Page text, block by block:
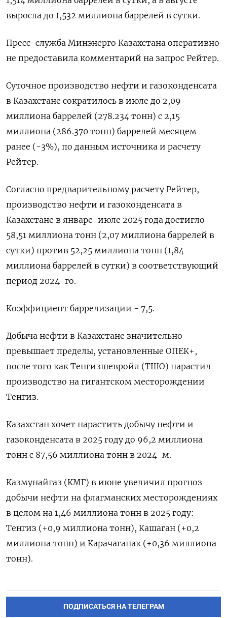
выросла до 1,532 миллиона баррелей в сутки.
Пресс-служба Минэнерго Казахстана оперативно
не предоставила комментарий на запрос Рейтер.
Суточное производство нефти и газоконденсата
в Казахстане сократилось в июле до 2,09
миллиона баррелей (278.234 тонн) с 2,15
миллиона (286.370 тонн) баррелей месяцем
ранее (-3%), по данным источника и расчету
Рейтер.
Согласно предварительному расчету Рейтер,
производство нефти и газоконденсата в
Казахстане в январе-июле 2025 года достигло
58,51 миллиона тонн (2,07 миллиона баррелей в
сутки) против 52,25 миллиона тонн (1,84
миллиона баррелей в сутки) в соответствующий
период 2024-го.
Коэффициент баррелизации - 7,5.
Добыча нефти в Казахстане значительно
превышает пределы, установленные ОПЕК+,
после того как Тенгизшевройл (ТШО) нарастил
производство на гигантском месторождении
Тенгиз.
Казахстан хочет нарастить добычу нефти и
гaзоконденсaтa в 2025 году до 96,2 миллиона
тонн с 87,56 миллиона тонн в 2024-м.
Казмунайгаз (КМГ) в июне увеличил прогноз
добычи нефти на флагманских месторождениях
в целом на 1,46 миллиона тонн в 2025 году:
Тенгиз (+0,9 миллиона тонн), Кашаган (+0,2
миллиона тонн) и Карачаганак (+0,36 миллиона
тонн).
ПОДПИСАТЬСЯ НА ТЕЛЕГРАМ